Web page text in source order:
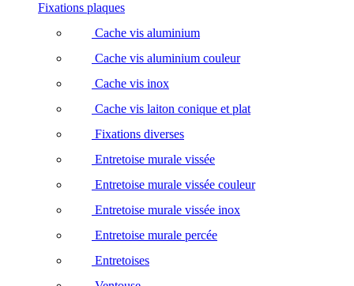
Fixations plaques
Cache vis aluminium
Cache vis aluminium couleur
Cache vis inox
Cache vis laiton conique et plat
Fixations diverses
Entretoise murale vissée
Entretoise murale vissée couleur
Entretoise murale vissée inox
Entretoise murale percée
Entretoises